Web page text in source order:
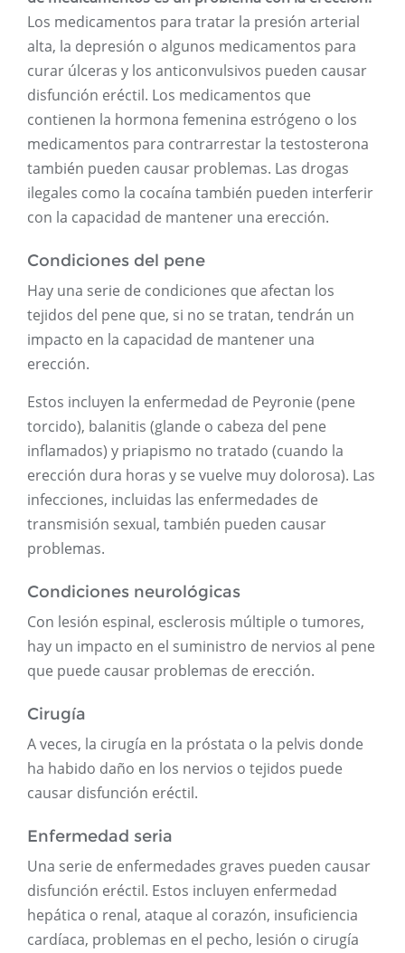
Los medicamentos para tratar la presión arterial
alta, la depresión o algunos medicamentos para
curar úlceras y los anticonvulsivos pueden causar
disfunción eréctil. Los medicamentos que
contienen la hormona femenina estrógeno o los
medicamentos para contrarrestar la testosterona
también pueden causar problemas. Las drogas
ilegales como la cocaína también pueden interferir
con la capacidad de mantener una erección.
Condiciones del pene
Hay una serie de condiciones que afectan los
tejidos del pene que, si no se tratan, tendrán un
impacto en la capacidad de mantener una
erección.
Estos incluyen la enfermedad de Peyronie (pene
torcido), balanitis (glande o cabeza del pene
inflamados) y priapismo no tratado (cuando la
erección dura horas y se vuelve muy dolorosa). Las
infecciones, incluidas las enfermedades de
transmisión sexual, también pueden causar
problemas.
Condiciones neurológicas
Con lesión espinal, esclerosis múltiple o tumores,
hay un impacto en el suministro de nervios al pene
que puede causar problemas de erección.
Cirugía
A veces, la cirugía en la próstata o la pelvis donde
ha habido daño en los nervios o tejidos puede
causar disfunción eréctil.
Enfermedad seria
Una serie de enfermedades graves pueden causar
disfunción eréctil. Estos incluyen enfermedad
hepática o renal, ataque al corazón, insuficiencia
cardíaca, problemas en el pecho, lesión o cirugía